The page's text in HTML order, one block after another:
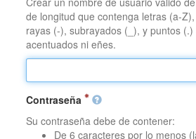
de longitud que contenga letras (a-
rayas (-), subrayados (_), y puntos
acentuados ni eñes.
Contraseña
Su contraseña debe de contener:
De 6 caracteres por lo menos